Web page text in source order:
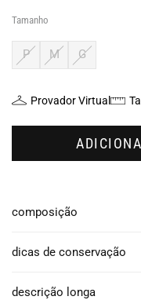
Tamanho
P M G
Provador Virtual
composição
dicas de conservação
descrição longa